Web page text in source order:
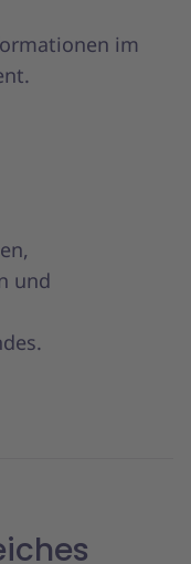
im
und